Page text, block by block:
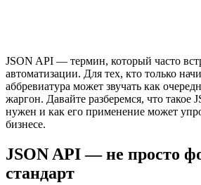
JSON API — термин, который часто
автоматизации. Для тех, кто только
аббревиатура может звучать как
жаргон. Давайте разберемся, что такое
нужен и как его применение может
бизнесе.
JSON API — не просто
стандарт